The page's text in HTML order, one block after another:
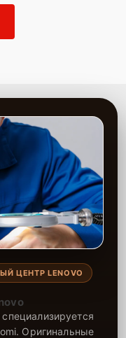
ЦЕНТР LENOVO
Оригинальные